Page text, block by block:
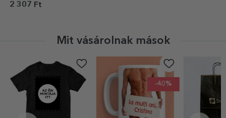
üzenettel - Nyuszik
2 307 Ft
Mit vásárolnak mások
-40%